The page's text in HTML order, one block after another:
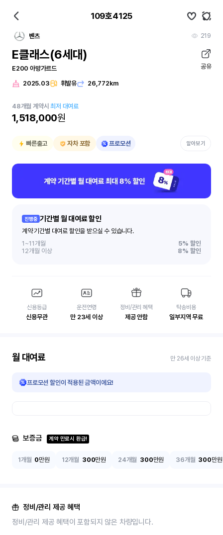
109호4125
벤츠 219
E클래스(6세대)
E200 아방가르드 공유
2025.03 휘발유 26,772km
48개월 계약시최저 대여료
1,518,000원
빠른출고 자차 포함 프로모션 알아보기
진행중 기간별 월 대여료 할인
계약 기간별 대여료 할인을 받으실 수 있습니다.
1~11개월
5% 할인
12개월 이상
8% 할인
신용등급
신용무관
운전연령
만 23세 이상
정비/관리 혜택
제공 안함
탁송비용
일부지역 무료
월 대여료 만 26세 이상 기준
프로모션 할인이 적용된 금액이에요!
보증금 계약 만료시 환급!
1개월 0만원 12개월 300만원 24개월 300만원 36개월 300만원
정비/관리 제공 혜택
정비/관리 제공 혜택이 포함되지 않은 차량입니다.